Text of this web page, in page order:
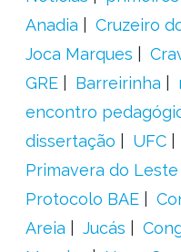
Anadia
Cruzeiro
Joca Marques
GRE
Barreirinha
encontro
dissertação
UFC
Primavera do Leste
Protocolo BAE
Areia
Jucás